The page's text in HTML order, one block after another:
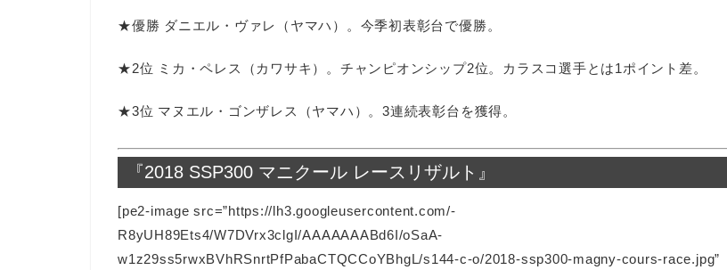
★優勝 ダニエル・ヴァレ（ヤマハ）。今季初表彰台で優勝。
★2位 ミカ・ペレス（カワサキ）。チャンピオンシップ2位。カラスコ選手とは1ポイント差。
★3位 マヌエル・ゴンザレス（ヤマハ）。3連続表彰台を獲得。
『2018 SSP300 マニクール レースリザルト』
[pe2-image src=”https://lh3.googleusercontent.com/-
R8yUH89Ets4/W7DVrx3clgI/AAAAAAABd6I/oSaA-
w1z29ss5rwxBVhRSnrtPfPabaCTQCCoYBhgL/s144-c-o/2018-ssp300-magny-cours-race.jpg”